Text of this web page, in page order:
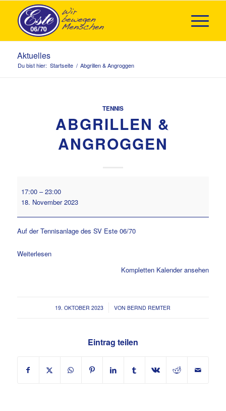
Aktuelles
Du bist hier: Startseite / Abgrillen & Angroggen
TENNIS
ABGRILLEN &
ANGROGGEN
Angroggen
17:00 –23:00
18. November 2023
Auf der Tennisanlage des SV Este 06/70
Weiterlesen
Kompletten Kalender ansehen
19. OKTOBER 2023
/ VONBERND REMTER
Eintrag teilen